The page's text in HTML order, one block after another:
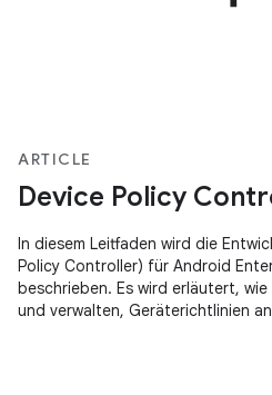
ARTICLE
Device Policy
In diesem Leitfaden wird die
Policy Controller) für Android
beschrieben. Es wird erläutert,
und verwalten, Geräterichtlinien